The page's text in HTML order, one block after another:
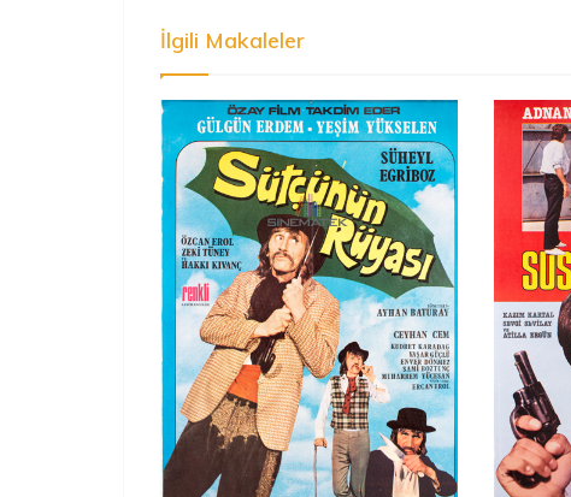
İlgili Makaleler